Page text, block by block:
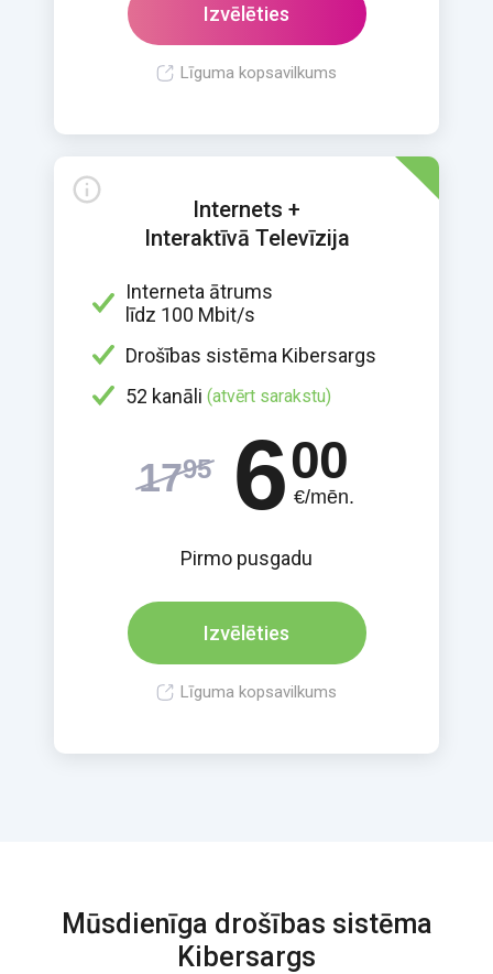
Izvēlēties
Līguma kopsavilkums
Internets +
Interaktīvā Televīzija
Interneta ātrums
līdz 100 Mbit/s
Drošības sistēma Kibersargs
52 kanāli (atvērt sarakstu)
1795 600
€/mēn.
Pirmo pusgadu
Izvēlēties
Līguma kopsavilkums
Mūsdienīga drošības sistēma
Kibersargs